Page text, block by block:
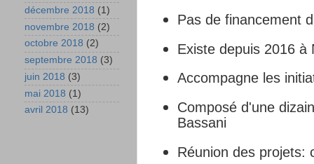
Pas de financement
Existe depuis 2016 à
Accompagne les
Composé d'une
Bassani
Réunion des projets:
décembre 2018 (1)
novembre 2018 (2)
octobre 2018 (2)
septembre 2018 (3)
juin 2018 (3)
mai 2018 (1)
avril 2018 (13)